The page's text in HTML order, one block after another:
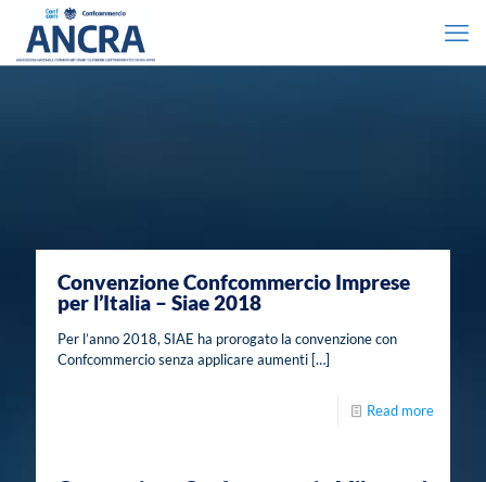
Convenzione Confcommercio Imprese
per l’Italia – Siae 2018
Per l’anno 2018, SIAE ha prorogato la convenzione con
Confcommercio senza applicare aumenti […]
Read more